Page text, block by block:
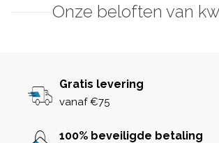
Onze beloften van
Gratis levering
vanaf €75
100% beveiligde betaling